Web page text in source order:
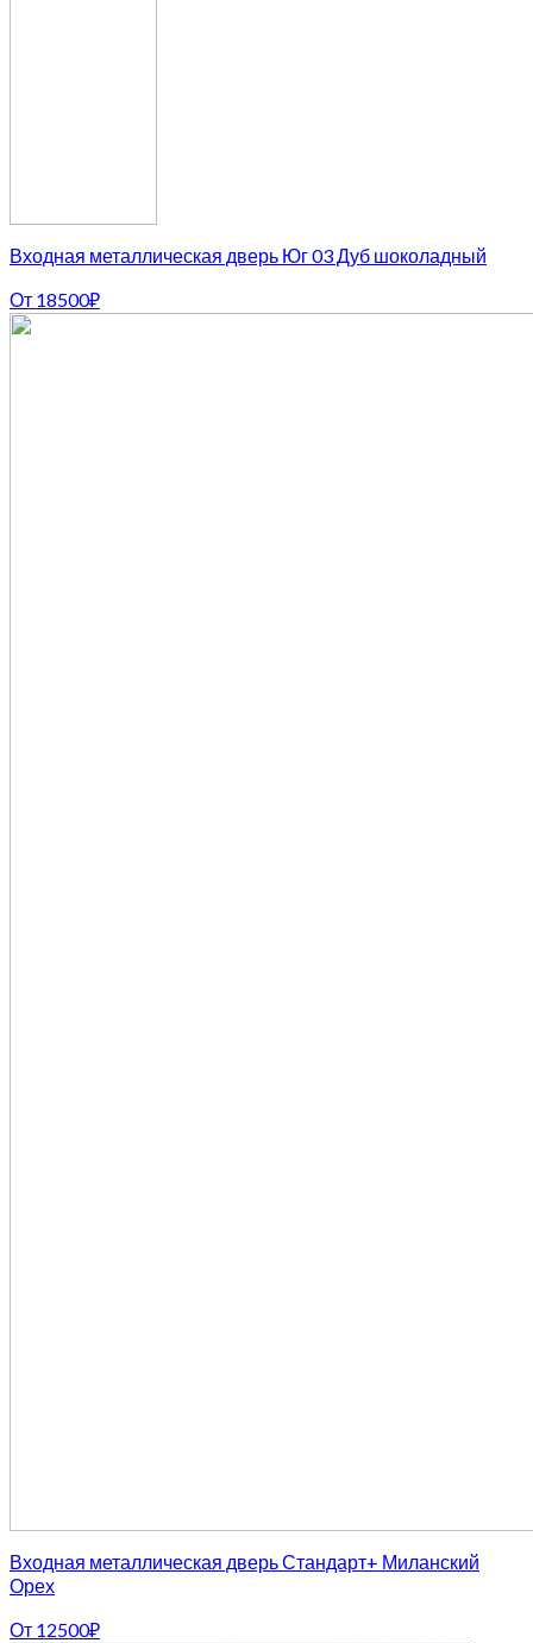
Входная металлическая дверь Юг 03 Дуб шоколадный
От 18500₽
Входная металлическая дверь Стандарт+ Миланский
Орех
От 12500₽